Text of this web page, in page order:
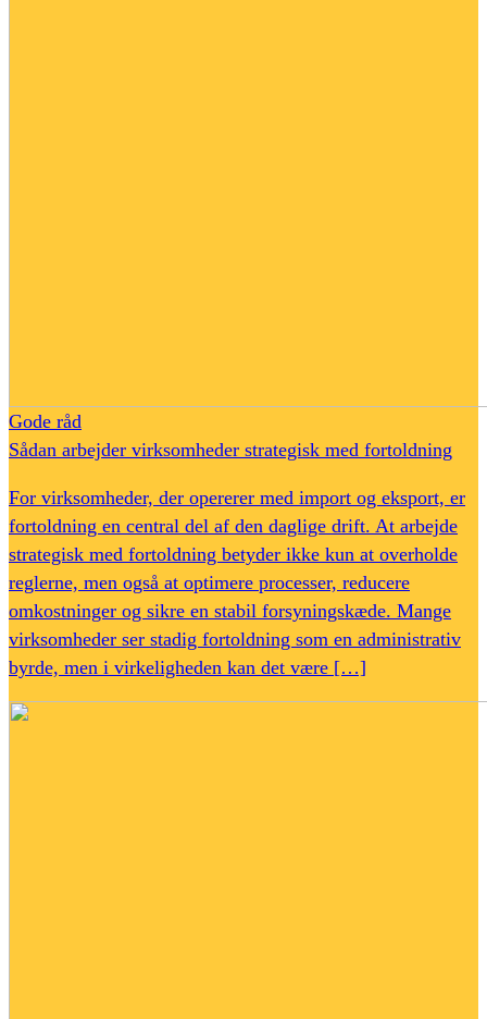
Gode råd
Sådan arbejder virksomheder strategisk med fortoldning
For virksomheder, der opererer med import og eksport, er
fortoldning en central del af den daglige drift. At arbejde
strategisk med fortoldning betyder ikke kun at overholde
reglerne, men også at optimere processer, reducere
omkostninger og sikre en stabil forsyningskæde. Mange
virksomheder ser stadig fortoldning som en administrativ
byrde, men i virkeligheden kan det være […]